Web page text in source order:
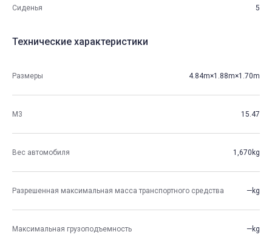
Сиденья 5
Технические характеристики
Размеры 4.84m×1.88m×1.70m
М3 15.47
Вес автомобиля 1,670kg
Разрешенная максимальная масса транспортного средства —kg
Максимальная грузоподъемность —kg